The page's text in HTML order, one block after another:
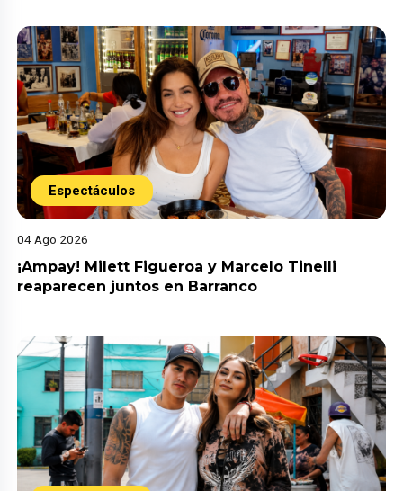
Espectáculos
04 Ago 2026
¡Ampay! Milett Figueroa y Marcelo Tinelli
reaparecen juntos en Barranco